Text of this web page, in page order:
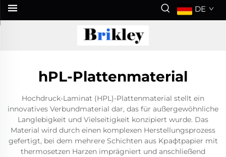
DE
hPL-Plattenmaterial
Hochdruck-Laminat (HPL)-Plattenmaterial stellt ein
innovatives Verbundmaterial dar, das für außergewöhnliche
Langlebigkeit und Vielseitigkeit konzipiert wurde. Das
Material wird durch einen komplexen Herstellungsprozess
gefertigt, bei dem mehrere Schichten aus Kрафtpapier mit
thermosetzen Harzen imprägniert und anschließend